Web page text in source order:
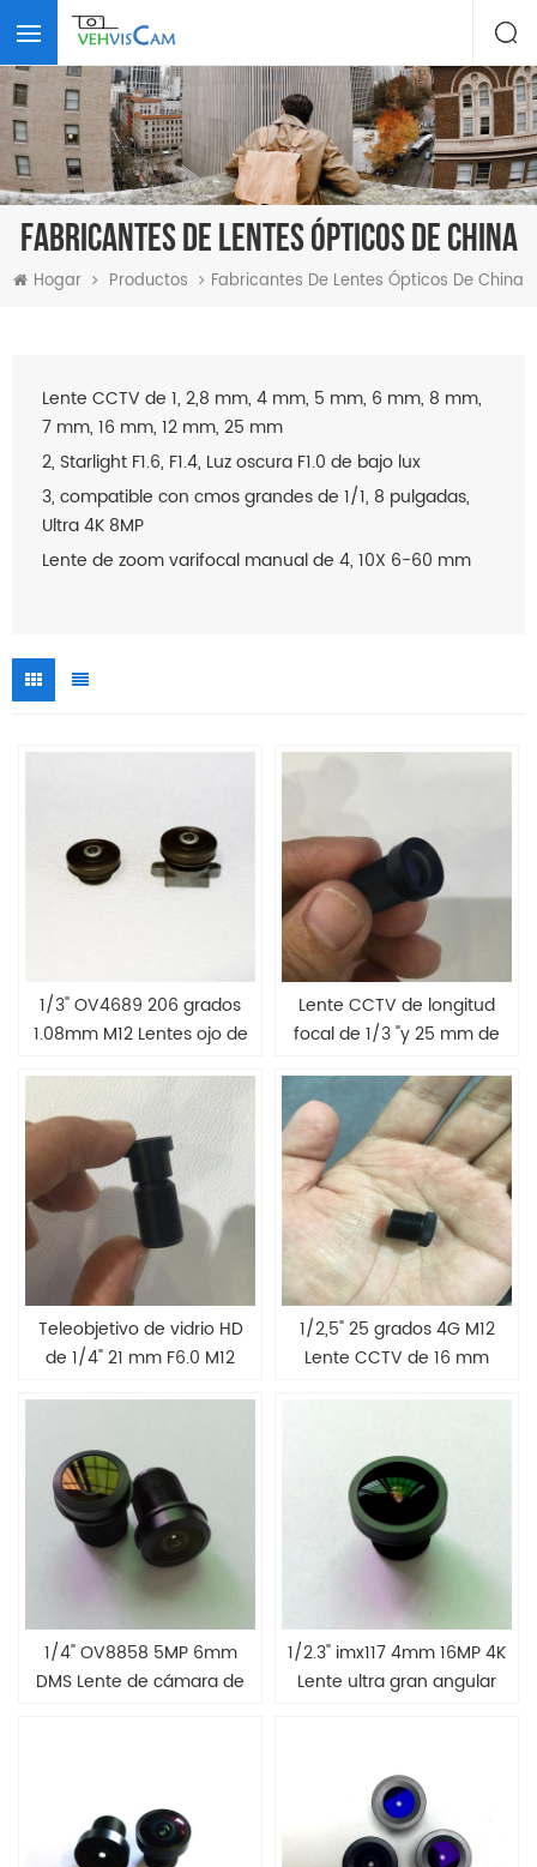
FABRICANTES DE LENTES ÓPTICOS DE CHINA
Hogar Productos Fabricantes De Lentes Ópticos De China
Lente CCTV de 1, 2,8 mm, 4 mm, 5 mm, 6 mm, 8 mm,
7 mm, 16 mm, 12 mm, 25 mm
2, Starlight F1.6, F1.4, Luz oscura F1.0 de bajo lux
3, compatible con cmos grandes de 1/1, 8 pulgadas,
Ultra 4K 8MP
Lente de zoom varifocal manual de 4, 10X 6-60 mm
1/3" OV4689 206 grados
1.08mm M12 Lentes ojo de
Lente CCTV de longitud
focal de 1/3 "y 25 mm de
Teleobjetivo de vidrio HD
de 1/4" 21 mm F6.0 M12
1/2,5" 25 grados 4G M12
Lente CCTV de 16 mm
1/4" OV8858 5MP 6mm
DMS Lente de cámara de
1/2.3" imx117 4mm 16MP 4K
Lente ultra gran angular